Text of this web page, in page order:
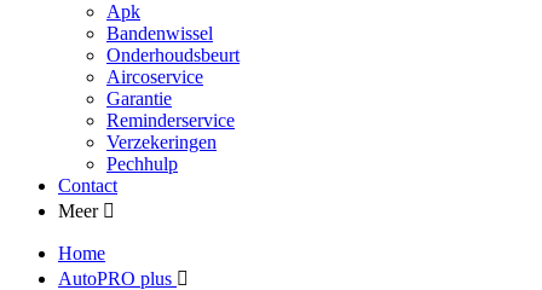
Apk
Bandenwissel
Onderhoudsbeurt
Aircoservice
Garantie
Reminderservice
Verzekeringen
Pechhulp
Contact
Meer
Home
AutoPRO plus